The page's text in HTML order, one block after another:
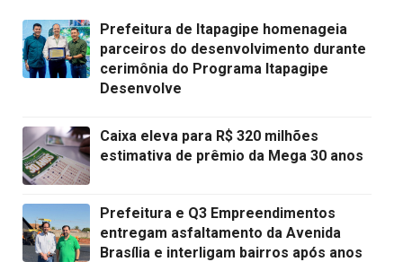
Prefeitura de Itapagipe homenageia
parceiros do desenvolvimento durante
cerimônia do Programa Itapagipe
Desenvolve
Caixa eleva para R$ 320 milhões
estimativa de prêmio da Mega 30 anos
Prefeitura e Q3 Empreendimentos
entregam asfaltamento da Avenida
Brasília e interligam bairros após anos